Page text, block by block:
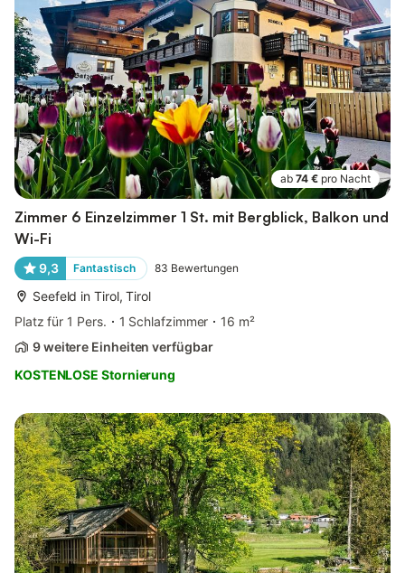
ab 74 € pro Nacht
Zimmer 6 Einzelzimmer 1 St. mit Bergblick, Balkon und
Wi-Fi
9,3 Fantastisch 83 Bewertungen
Seefeld in Tirol, Tirol
Platz für 1 Pers.
1 Schlafzimmer
16 m²
9 weitere Einheiten verfügbar
KOSTENLOSE Stornierung